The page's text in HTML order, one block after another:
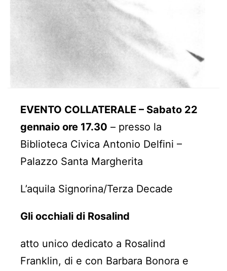
EVENTO COLLATERALE – Sabato 22
gennaio ore 17.30 – presso la
Biblioteca Civica Antonio Delfini –
Palazzo Santa Margherita
L’aquila Signorina/Terza Decade
Gli occhiali di Rosalind
atto unico dedicato a Rosalind
Franklin, di e con Barbara Bonora e